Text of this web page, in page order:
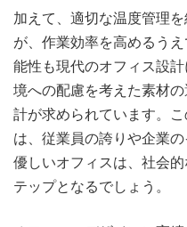
加えて、適切な温度管理
が、作業効率を高めるう
能性も現代のオフィス設
境への配慮を考えた素材
計が求められています。
は、従業員の誇りや企業
優しいオフィスは、社会
テップとなるでしょう。